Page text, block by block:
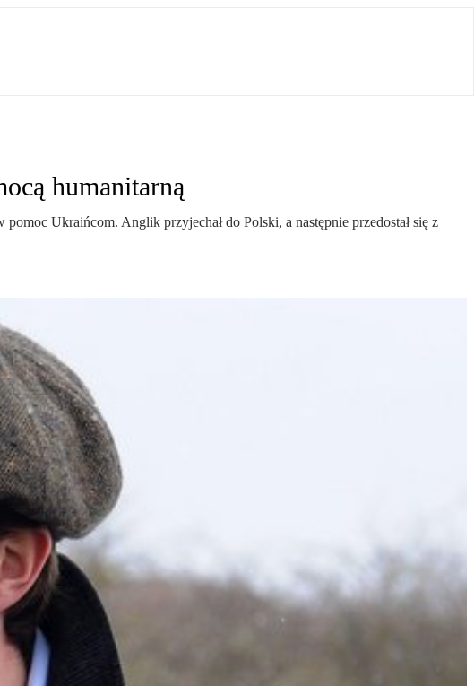
humanitarną
Ukraińcom. Anglik przyjechał do Polski, a następnie przedostał się z